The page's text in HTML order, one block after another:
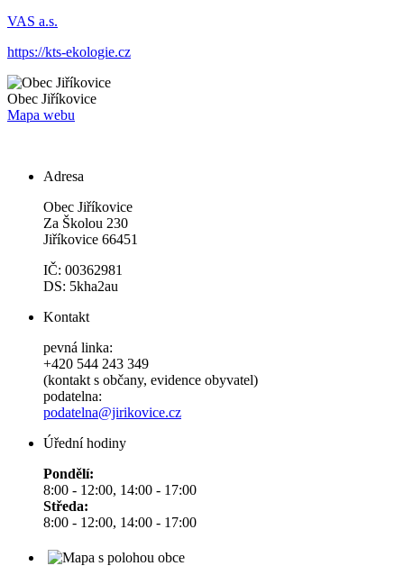
VAS a.s.
https://kts-ekologie.cz
Obec Jiříkovice
Mapa webu
Adresa
Obec Jiříkovice
Za Školou 230
Jiříkovice 66451
IČ: 00362981
DS: 5kha2au
Kontakt
pevná linka:
+420 544 243 349
(kontakt s občany, evidence obyvatel)
podatelna:
podatelna@jirikovice.cz
Úřední hodiny
Pondělí:
8:00 - 12:00, 14:00 - 17:00
Středa:
8:00 - 12:00, 14:00 - 17:00